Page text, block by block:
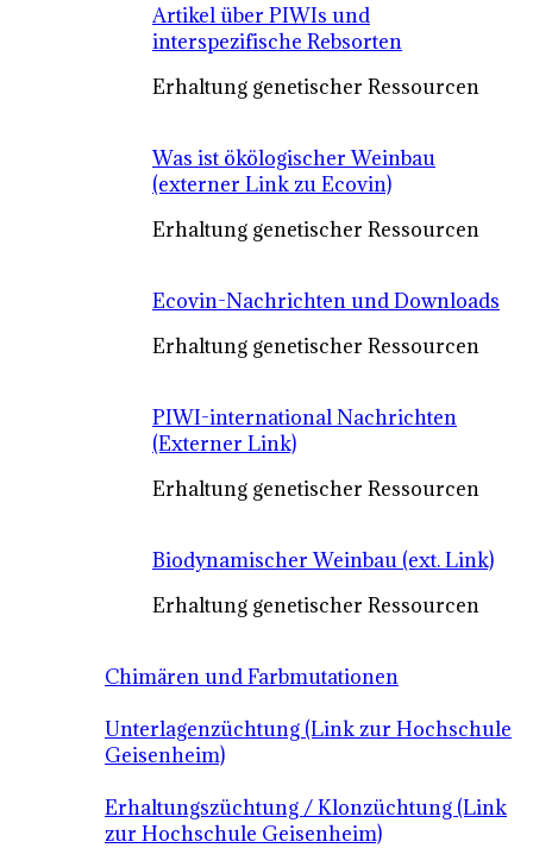
Artikel über PIWIs und
interspezifische Rebsorten
Erhaltung genetischer Ressourcen
Was ist ökölogischer Weinbau
(externer Link zu Ecovin)
Erhaltung genetischer Ressourcen
Ecovin-Nachrichten und Downloads
Erhaltung genetischer Ressourcen
PIWI-international Nachrichten
(Externer Link)
Erhaltung genetischer Ressourcen
Biodynamischer Weinbau (ext. Link)
Erhaltung genetischer Ressourcen
Chimären und Farbmutationen
Unterlagenzüchtung (Link zur Hochschule
Geisenheim)
Erhaltungszüchtung / Klonzüchtung (Link
zur Hochschule Geisenheim)